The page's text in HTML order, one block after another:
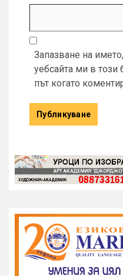
Запазване на
уебсайта ми в този
път когато